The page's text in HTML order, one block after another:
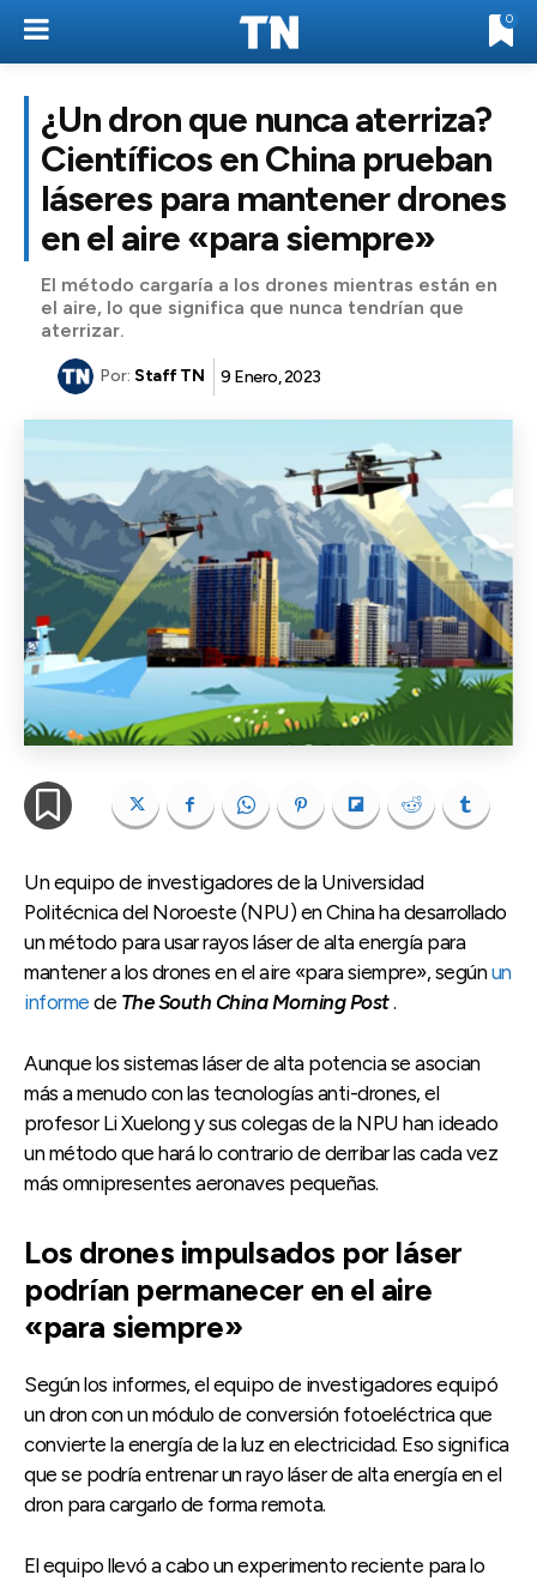
0
¿Un dron que nunca aterriza?
Científicos en China prueban
láseres para mantener drones
en el aire «para siempre»
El método cargaría a los drones mientras están en
el aire, lo que significa que nunca tendrían que
aterrizar.
Por: Staff TN 9 Enero, 2023
Un equipo de investigadores de la Universidad
Politécnica del Noroeste (NPU) en China ha desarrollado
un método para usar rayos láser de alta energía para
mantener a los drones en el aire «para siempre», segúnun
informe de The South China Morning Post.
Aunque los sistemas láser de alta potencia se asocian
más a menudo con las tecnologías anti-drones, el
profesor Li Xuelong y sus colegas de la NPU han ideado
un método que hará lo contrario de derribar las cada vez
más omnipresentes aeronaves pequeñas.
Los drones impulsados ​​por láser
podrían permanecer en el aire
«para siempre»
Según los informes, el equipo de investigadores equipó
un dron con un módulo de conversión fotoeléctrica que
convierte la energía de la luz en electricidad. Eso significa
que se podría entrenar un rayo láser de alta energía en el
dron para cargarlo de forma remota.
El equipo llevó a cabo un experimento reciente para lo